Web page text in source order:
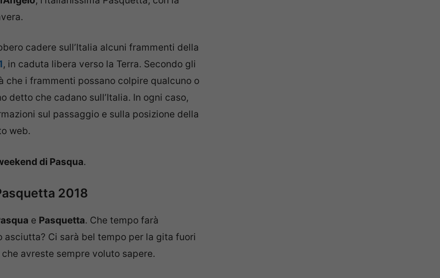
cadere sull’Italia alcuni frammenti della
, in caduta libera verso la Terra. Secondo gli
i frammenti possano colpire qualcuno o
detto che cadano sull’Italia. In ogni caso,
sul passaggio e sulla posizione della
web.
di Pasqua.
2018
e Pasquetta. Che tempo farà
asciutta? Ci sarà bel tempo per la gita fuori
avreste sempre voluto sapere.